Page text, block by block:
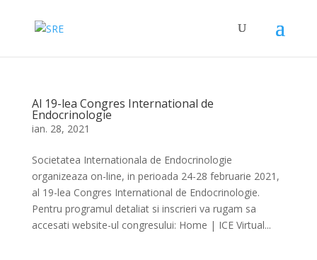
Al 19-lea Congres International de
Endocrinologie
ian. 28, 2021
Societatea Internationala de Endocrinologie
organizeaza on-line, in perioada 24-28 februarie 2021,
al 19-lea Congres International de Endocrinologie.
Pentru programul detaliat si inscrieri va rugam sa
accesati website-ul congresului: Home | ICE Virtual...